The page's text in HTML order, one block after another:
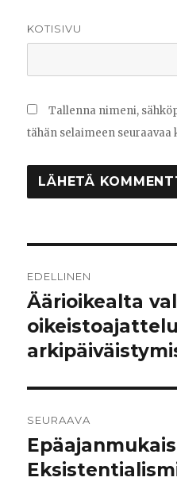
KOTISIVU
Tallenna nimeni,
tähän selaimeen
selaus
EDELLINEN
Edellinen
artikkeli:
Äärioikealta
SEURAAVA
Seuraava
artikkeli: